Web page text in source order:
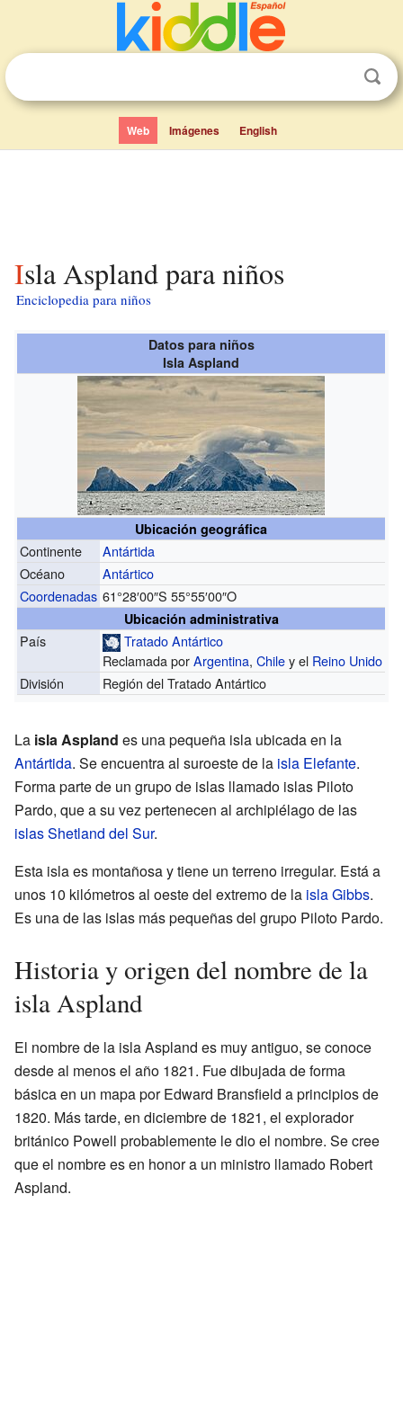
Web Imágenes English
Isla Aspland para niños
Enciclopedia para niños
Datos para niños
Isla Aspland
Ubicación geográfica
Continente
Antártida
Océano
Antártico
Coordenadas 61°28′00″S 55°55′00″O
Ubicación administrativa
País
Tratado Antártico
Reclamada porArgentina,Chiley el Reino Unido
División
Región del Tratado Antártico
La isla Aspland es una pequeña isla ubicada en la
Antártida. Se encuentra al suroeste de la isla Elefante.
Forma parte de un grupo de islas llamado islas Piloto
Pardo, que a su vez pertenecen al archipiélago de las
islas Shetland del Sur.
Esta isla es montañosa y tiene un terreno irregular. Está a
unos 10 kilómetros al oeste del extremo de la isla Gibbs.
Es una de las islas más pequeñas del grupo Piloto Pardo.
Historia y origen del nombre de la
isla Aspland
El nombre de la isla Aspland es muy antiguo, se conoce
desde al menos el año 1821. Fue dibujada de forma
básica en un mapa por Edward Bransfield a principios de
1820. Más tarde, en diciembre de 1821, el explorador
británico Powell probablemente le dio el nombre. Se cree
que el nombre es en honor a un ministro llamado Robert
Aspland.